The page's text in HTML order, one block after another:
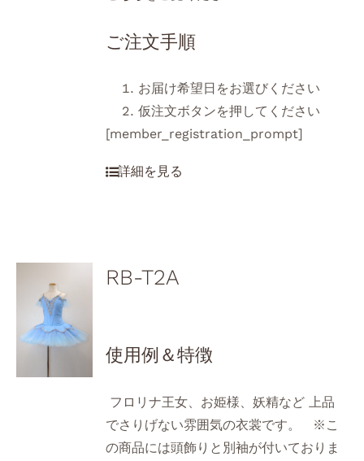
ご注文手順
お届け希望日をお選びください
仮注文ボタンを押してください
[member_registration_prompt]
RB-T2A
使用例＆特徴
フロリナ王女、お姫様、妖精など 上品
でさりげない雰囲気の衣裳です。 ※こ
の商品には頭飾りと別袖が付いておりま